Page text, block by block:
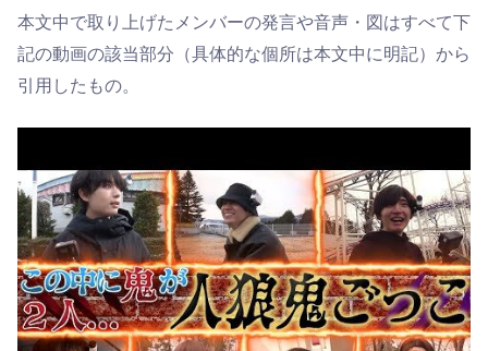
本文中で取り上げたメンバーの発言や音声・図はすべて下
記の動画の該当部分（具体的な個所は本文中に明記）から
引用したもの。